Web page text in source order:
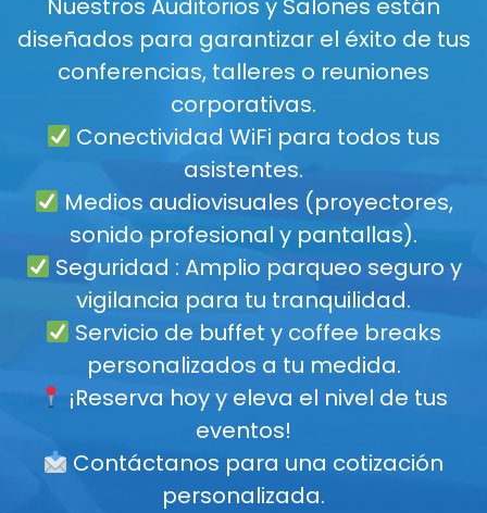
Nuestros Auditorios y Salones están
diseñados para garantizar el éxito de tus
conferencias, talleres o reuniones
corporativas.
Conectividad WiFi para todos tus
asistentes.
Medios audiovisuales (proyectores,
sonido profesional y pantallas).
Seguridad : Amplio parqueo seguro y
vigilancia para tu tranquilidad.
Servicio de buffet y coffee breaks
personalizados a tu medida.
¡Reserva hoy y eleva el nivel de tus
eventos!
Contáctanos para una cotización
personalizada.